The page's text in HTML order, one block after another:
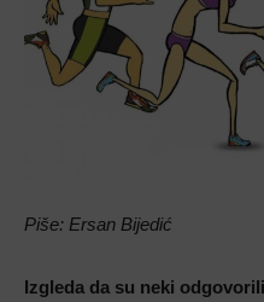
Piše: Ersan Bijedić
Izgleda da su neki